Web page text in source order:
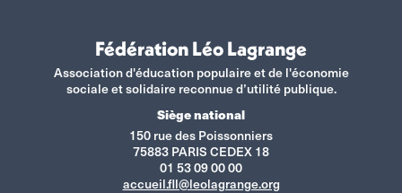
Fédération Léo Lagrange
Association d'éducation populaire et de l'économie
sociale et solidaire reconnue d’utilité publique.
Siège national
150 rue des Poissonniers
75883 PARIS CEDEX 18
01 53 09 00 00
accueil.fll@leolagrange.org